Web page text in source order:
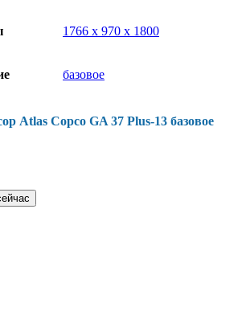
1766 х 970 х 1800
базовое
Atlas Copco GA 37 Plus-13 базовое